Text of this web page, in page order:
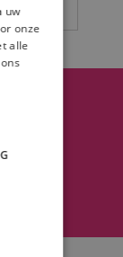
BTW)
uw
onze
alle